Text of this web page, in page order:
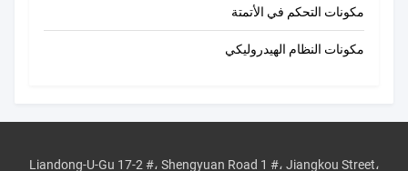
مكونات التحكم في الأتمتة
مكونات النظام الهيدروليكي
Liandong-U-Gu 17-2 #، Shengyuan Road 1 #، Jiangkou Street،